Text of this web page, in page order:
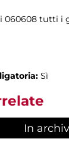
060608 tutti i
Sì
In